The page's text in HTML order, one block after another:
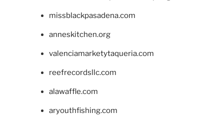
missblackpasadena.com
anneskitchen.org
valenciamarketytaqueria.com
reefrecordsllc.com
alawaffle.com
aryouthfishing.com